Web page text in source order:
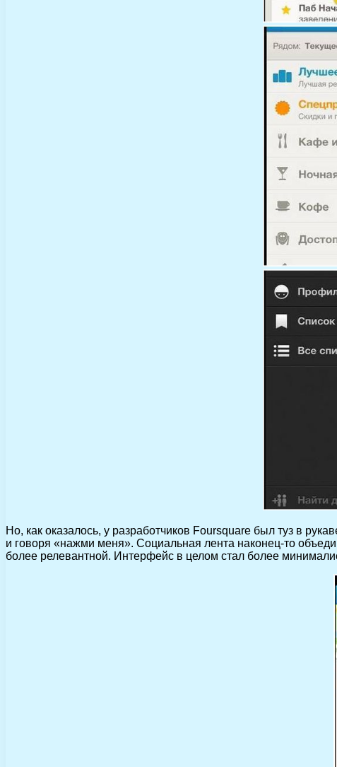
Но, как оказалось, у разработчиков Foursquare был туз в
и говоря «нажми меня». Социальная лента наконец-то
более релевантной. Интерфейс в целом стал более